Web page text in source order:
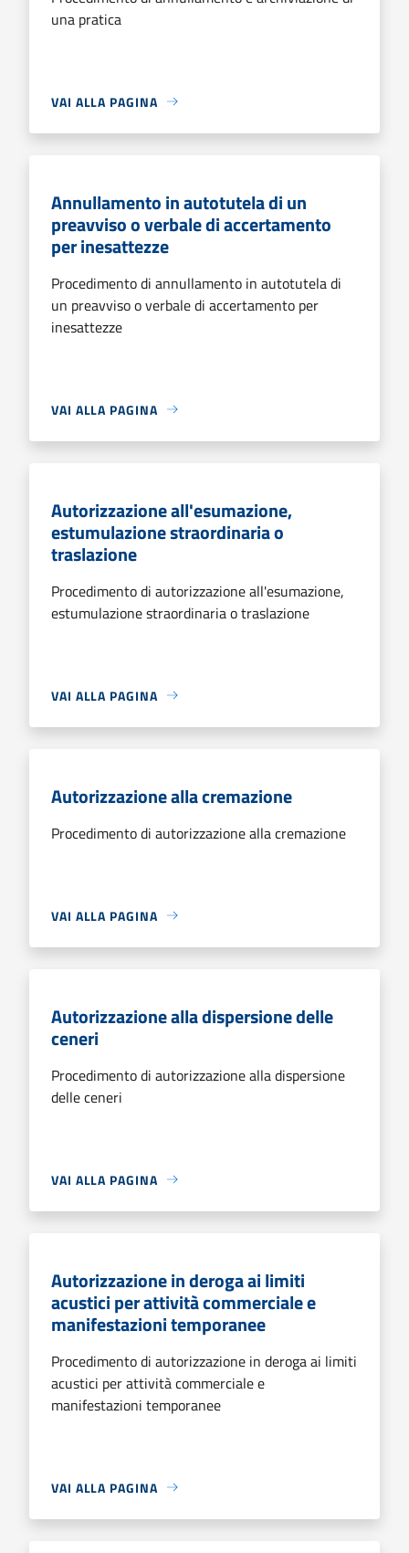
una pratica
VAI ALLA PAGINA
Annullamento in autotutela di un
preavviso o verbale di accertamento
per inesattezze
Procedimento di annullamento in autotutela di
un preavviso o verbale di accertamento per
inesattezze
VAI ALLA PAGINA
Autorizzazione all'esumazione,
estumulazione straordinaria o
traslazione
Procedimento di autorizzazione all'esumazione,
estumulazione straordinaria o traslazione
VAI ALLA PAGINA
Autorizzazione alla cremazione
Procedimento di autorizzazione alla cremazione
VAI ALLA PAGINA
Autorizzazione alla dispersione delle
ceneri
Procedimento di autorizzazione alla dispersione
delle ceneri
VAI ALLA PAGINA
Autorizzazione in deroga ai limiti
acustici per attività commerciale e
manifestazioni temporanee
Procedimento di autorizzazione in deroga ai limiti
acustici per attività commerciale e
manifestazioni temporanee
VAI ALLA PAGINA